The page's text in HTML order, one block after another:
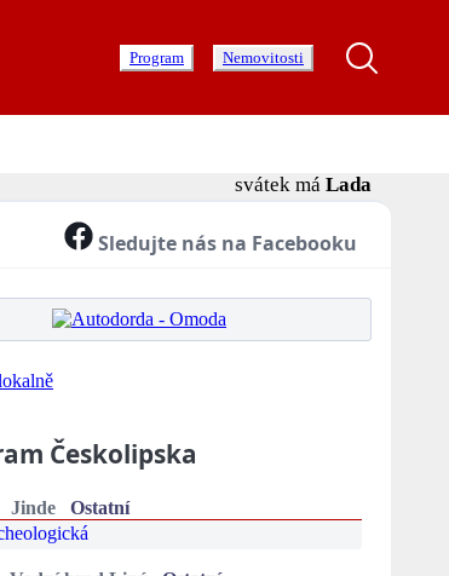
Program Nemovitosti
svátek má Lada
Sledujte nás na Facebooku
Českolipska
Jinde
Ostatní